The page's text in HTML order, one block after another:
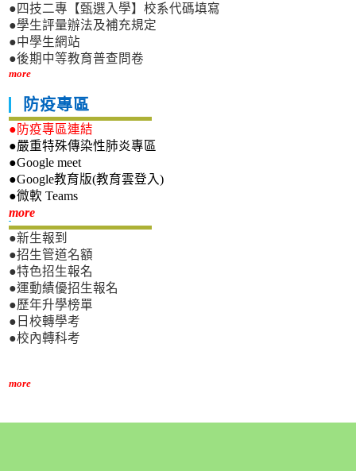
●四技二專【甄選入學】校系代碼填寫
●學生評量辦法及補充規定
●中學生網站
●後期中等教育普查問卷
more
防疫專區
●防疫專區連結
●嚴重特殊傳染性肺炎專區
●Google meet
●Google教育版(教育雲登入)
●微軟 Teams
more新生專區
●新生報到
●招生管道名額
●特色招生報名
●運動績優招生報名
●歷年升學榜單
●日校轉學考
●校內轉科考
more